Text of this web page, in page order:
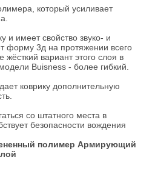
который усиливает
и имеет свойство звуко- и
форму 3д на протяжении всего
жёсткий вариант этого слоя в
Buisness - более гибкий.
коврику дополнительную
со штатного места в
безопасности вождения
полимер Армирующий